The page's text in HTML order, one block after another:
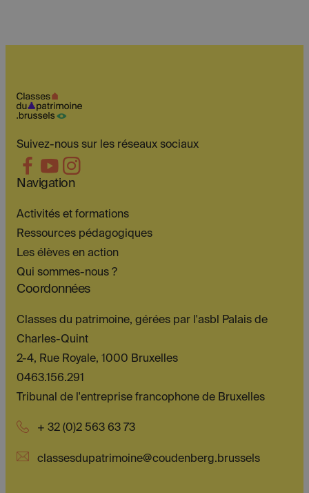
Suivez-nous sur les réseaux sociaux
Navigation
Activités et formations
Ressources pédagogiques
Les élèves en action
Qui sommes-nous ?
Coordonnées
Classes du patrimoine, gérées par l'asbl Palais de
Charles-Quint
2-4, Rue Royale, 1000 Bruxelles
0463.156.291
Tribunal de l'entreprise francophone de Bruxelles
+ 32 (0)2 563 63 73
classesdupatrimoine@coudenberg.brussels